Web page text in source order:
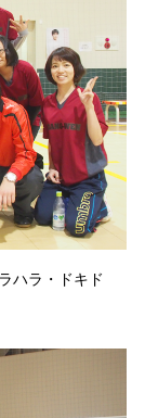
ハラ・ドキド